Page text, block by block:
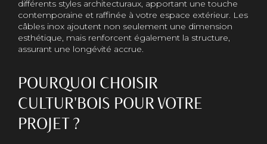
différents styles architecturaux, apportant une touche
contemporaine et raffinée à votre espace extérieur. Les
câbles inox ajoutent non seulement une dimension
esthétique, mais renforcent également la structure,
assurant une longévité accrue.
POURQUOI CHOISIR
CULTUR'BOIS POUR VOTRE
PROJET ?